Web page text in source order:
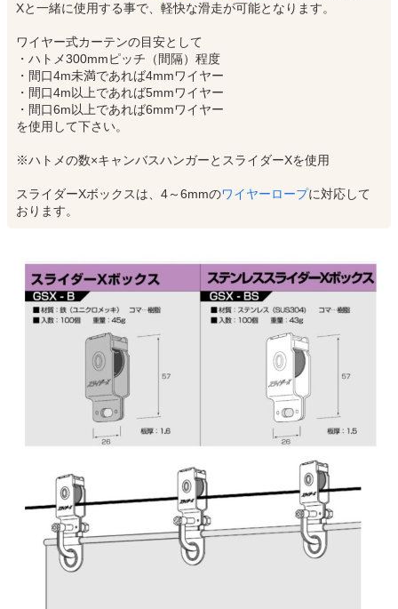
Xと一緒に使用する事で、軽快な滑走が可能となります。
ワイヤー式カーテンの目安として
・ハトメ300mmピッチ（間隔）程度
・間口4m未満であれば4mmワイヤー
・間口4m以上であれば5mmワイヤー
・間口6m以上であれば6mmワイヤー
を使用して下さい。
※ハトメの数×キャンバスハンガーとスライダーXを使用
スライダーXボックスは、4～6mmのワイヤーロープに対応して
おります。